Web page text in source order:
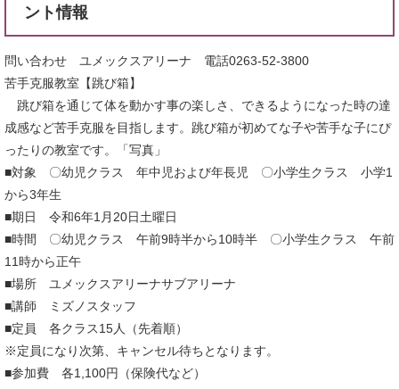
ント情報
問い合わせ ユメックスアリーナ 電話0263-52-3800
苦手克服教室【跳び箱】
跳び箱を通じて体を動かす事の楽しさ、できるようになった時の達
成感など苦手克服を目指します。跳び箱が初めてな子や苦手な子にぴ
ったりの教室です。「写真」
■対象 〇幼児クラス 年中児および年長児 〇小学生クラス 小学1
から3年生
■期日 令和6年1月20日土曜日
■時間 〇幼児クラス 午前9時半から10時半 〇小学生クラス 午前
11時から正午
■場所 ユメックスアリーナサブアリーナ
■講師 ミズノスタッフ
■定員 各クラス15人（先着順）
※定員になり次第、キャンセル待ちとなります。
■参加費 各1,100円（保険代など）